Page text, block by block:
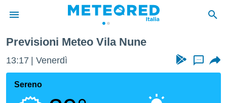
di
Previsioni Meteo Vila Nune
13:17 Venerdì ...
Sereno